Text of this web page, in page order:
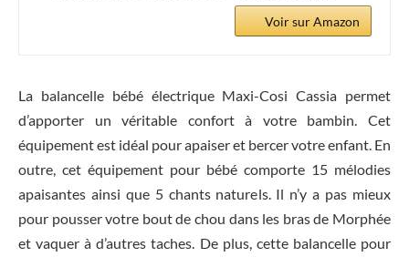
Voir sur Amazon
La balancelle bébé électrique Maxi-Cosi Cassia permet
d’apporter un véritable confort à votre bambin. Cet
équipement est idéal pour apaiser et bercer votre enfant. En
outre, cet équipement pour bébé comporte 15 mélodies
apaisantes ainsi que 5 chants naturels. Il n’y a pas mieux
pour pousser votre bout de chou dans les bras de Morphée
et vaquer à d’autres taches. De plus, cette balancelle pour